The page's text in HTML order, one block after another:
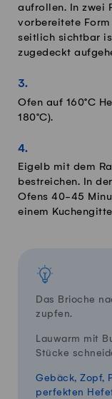
aufrollen. In zwei
vorbereitete
seitlich sichtbar
zugedeckt
Ofen auf 160°C
180°C).
Eigelb mit dem
bestreichen. In
Ofens 40-45
einem
Das Brioche
zupfen.
Lauwarm mit
Stücke
Gebäck, Zopf,
perfekten